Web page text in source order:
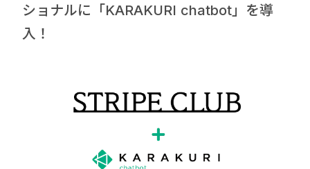
ショナルに「KARAKURI chatbot」を導
入！